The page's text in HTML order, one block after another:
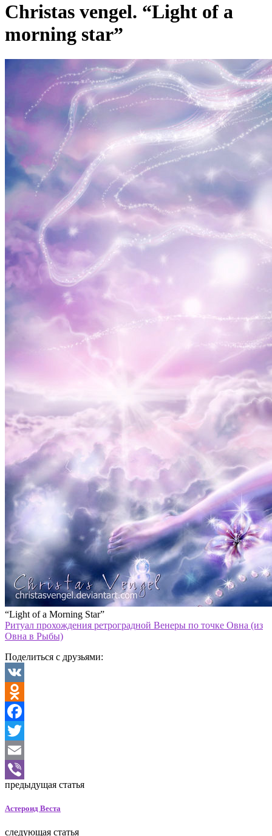
Christas vengel. “Light of a
morning star”
“Light of a Morning Star”
Ритуал прохождения ретроградной Венеры по точке Овна (из
Овна в Рыбы)
Поделиться с друзьями:
VK
Odnoklassniki
Facebook
Twitter
Email
Viber
предыдущая статья
Астероид Веста
следующая статья